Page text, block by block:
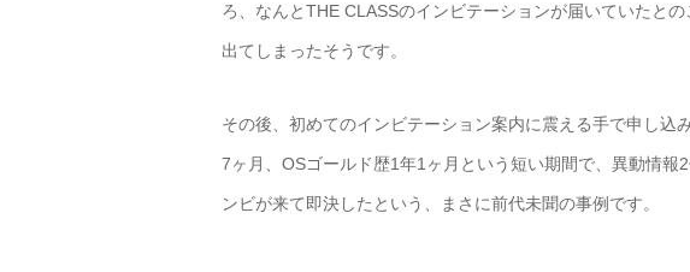
ろ、なんとTHE CLASSのインビテーションが届いていたと
出てしまったそうです。
その後、初めてのインビテーション案内に震える手で申し込
7ヶ月、OSゴールド歴1年1ヶ月という短い期間で、異動情報
ンビが来て即決したという、まさに前代未聞の事例です。